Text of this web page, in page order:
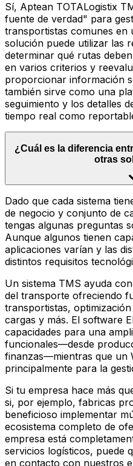
Sí, Aptean TOTALogistix
fuente de verdad" para
transportistas comunes en
solución puede utilizar las
determinar qué rutas
en varios criterios y
proporcionar información
también sirve como una
seguimiento y los detalles
tiempo real como
¿Cuál es la diferencia
otras
Dado que cada sistema
de negocio y conjunto de
tengas algunas preguntas
Aunque algunos tienen
aplicaciones varían y las
distintos requisitos
Un sistema TMS ayuda
del transporte ofreciendo
transportistas,
cargas y más. El software
capacidades para una
funcionales—desde
finanzas—mientras que un
principalmente para la
Si tu empresa hace más
si, por ejemplo, fabricas
beneficioso implementar
ecosistema completo de
empresa está
servicios logísticos, puede
en contacto con nuestros